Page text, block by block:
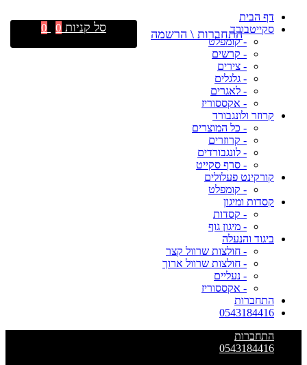
דף הבית
סקייטבורד
- קומפלט
- קרשים
- צירים
- גלגלים
- לאגרים
- אקססוריז
קרוזר ולונגבורד
- כל המוצרים
- קרוזרים
- לונגבורדים
- סרף סקייט
קורקינט פעלולים
- קומפלט
קסדות ומיגון
- קסדות
- מיגון גוף
ביגוד והנעלה
- חולצות שרוול קצר
- חולצות שרוול ארוך
- נעליים
- אקססוריז
התחברות
0543184416
התחברות
0543184416
התחברות \ הרשמה סל קניות 0
0